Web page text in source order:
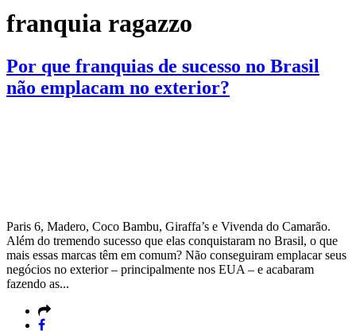
franquia ragazzo
Por que franquias de sucesso no Brasil
não emplacam no exterior?
Paris 6, Madero, Coco Bambu, Giraffa’s e Vivenda do Camarão.
Além do tremendo sucesso que elas conquistaram no Brasil, o que
mais essas marcas têm em comum? Não conseguiram emplacar seus
negócios no exterior – principalmente nos EUA – e acabaram
fazendo as...